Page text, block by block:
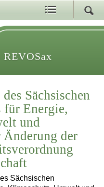
REVOSax
Sächsischen
für Energie,
und
der
Sächsischen